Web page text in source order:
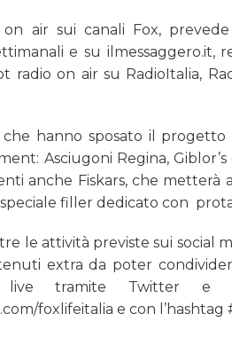
on air sui canali Fox,
e su ilmessaggero.it,
radio on air su RadioItalia,
che hanno sposato il
Asciugoni Regina,
anche Fiskars, che
filler dedicato con
le attività previste sui social
extra da poter
live tramite Twitter e
foxlifeitalia e con l’hashtag